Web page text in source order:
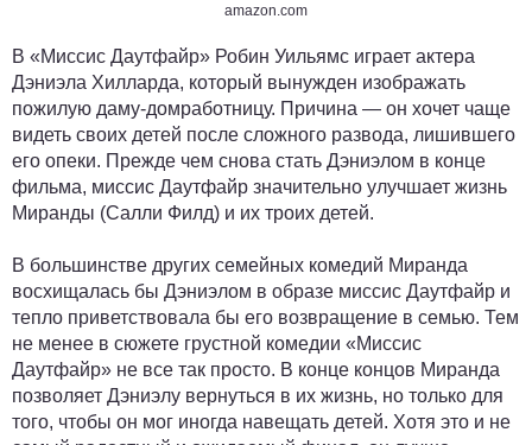
amazon.com
В «Миссис Даутфайр» Робин Уильямс играет актера
Дэниэла Хилларда, который вынужден изображать
пожилую даму-домработницу. Причина — он хочет чаще
видеть своих детей после сложного развода, лишившего
его опеки. Прежде чем снова стать Дэниэлом в конце
фильма, миссис Даутфайр значительно улучшает жизнь
Миранды (Салли Филд) и их троих детей.
В большинстве других семейных комедий Миранда
восхищалась бы Дэниэлом в образе миссис Даутфайр и
тепло приветствовала бы его возвращение в семью. Тем
не менее в сюжете грустной комедии «Миссис
Даутфайр» не все так просто. В конце концов Миранда
позволяет Дэниэлу вернуться в их жизнь, но только для
того, чтобы он мог иногда навещать детей. Хотя это и не